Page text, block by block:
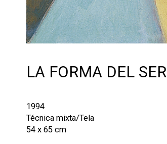
LA FORMA DEL SER
1994
Técnica mixta/Tela
54 x 65 cm